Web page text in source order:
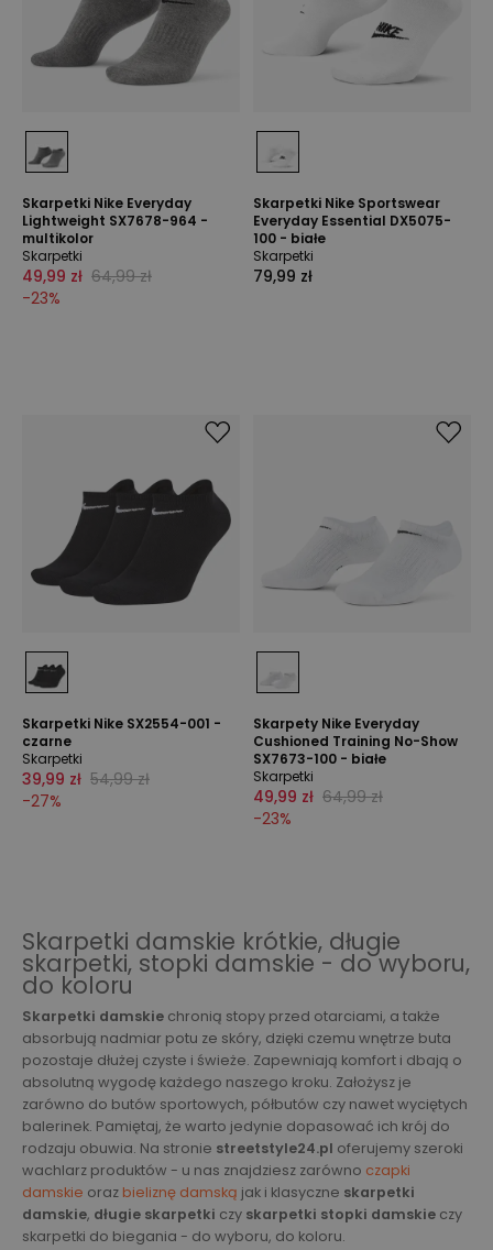
Skarpetki Nike Everyday
Lightweight SX7678-964 -
multikolor
Skarpetki
49,99 zł 64,99 zł
-23%
Skarpetki Nike Sportswear
Everyday Essential DX5075-
100 - białe
Skarpetki
79,99 zł
Skarpetki Nike SX2554-001 -
czarne
Skarpetki
39,99 zł 54,99 zł
-27%
Skarpety Nike Everyday
Cushioned Training No-Show
SX7673-100 - białe
Skarpetki
49,99 zł 64,99 zł
-23%
Skarpetki damskie krótkie, długie
skarpetki, stopki damskie - do wyboru,
do koloru
Skarpetki damskie chronią stopy przed otarciami, a także
absorbują nadmiar potu ze skóry, dzięki czemu wnętrze buta
pozostaje dłużej czyste i świeże. Zapewniają komfort i dbają o
absolutną wygodę każdego naszego kroku. Założysz je
zarówno do butów sportowych, półbutów czy nawet wyciętych
balerinek. Pamiętaj, że warto jedynie dopasować ich krój do
rodzaju obuwia. Na stronie streetstyle24.pl oferujemy szeroki
wachlarz produktów - u nas znajdziesz zarówno czapki
damskie oraz bieliznę damską jak i klasyczne skarpetki
damskie, długie skarpetki czy skarpetki stopki damskie czy
skarpetki do biegania - do wyboru, do koloru.